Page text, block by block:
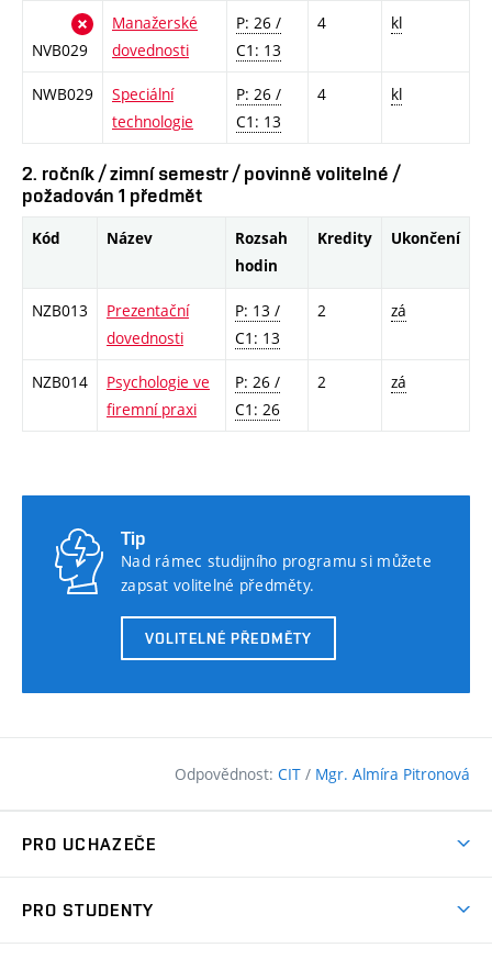
NVB029
Manažerské
dovednosti
P: 26 /
C1: 13
4 kl
NWB029
Speciální
technologie
P: 26 /
C1: 13
4 kl
2. ročník / zimní semestr / povinně volitelné /
požadován 1 předmět
Kód Název
Rozsah
hodin
Kredity Ukončení
NZB013
Prezentační
dovednosti
P: 13 /
C1: 13
2 zá
NZB014
Psychologie ve
firemní praxi
P: 26 /
C1: 26
2 zá
Tip
Nad rámec studijního programu si můžete
zapsat volitelné předměty.
VOLITELNÉ PŘEDMĚTY
Odpovědnost: CIT / Mgr. Almíra Pitronová
PRO UCHAZEČE
PRO STUDENTY